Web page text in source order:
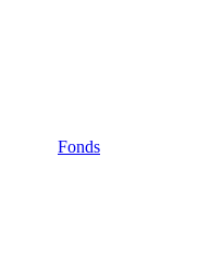
Fonds